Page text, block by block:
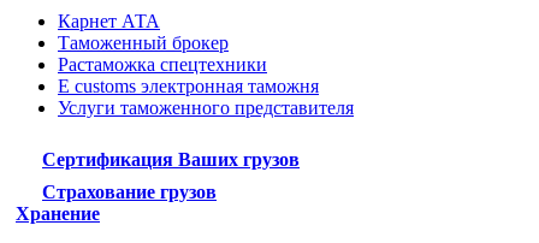
Карнет АТА
Таможенный брокер
Растаможка спецтехники
E customs электронная таможня
Услуги таможенного представителя
Сертификация Ваших грузов
Страхование грузов
Хранение